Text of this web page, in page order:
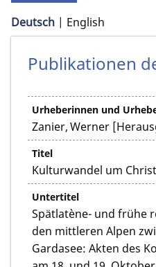
Deutsch English
Publikationen
Urheberinnen und
Zanier, Werner
Titel
Kulturwandel um
Untertitel
Spätlatène- und frühe
den mittleren Alpen
Gardasee: Akten des